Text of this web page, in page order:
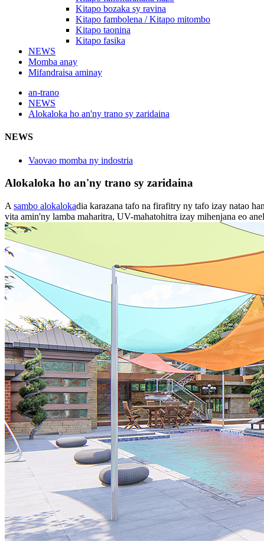
Kitapo bozaka sy ravina
Kitapo fambolena / Kitapo mitombo
Kitapo taonina
Kitapo fasika
NEWS
Momba anay
Mifandraisa aminay
an-trano
NEWS
Alokaloka ho an'ny trano sy zaridaina
NEWS
Vaovao momba ny indostria
Alokaloka ho an'ny trano sy zaridaina
A sambo alokalokadia karazana tafo na firafitry ny tafo izay natao
vita amin'ny lamba maharitra, UV-mahatohitra izay mihenjana eo